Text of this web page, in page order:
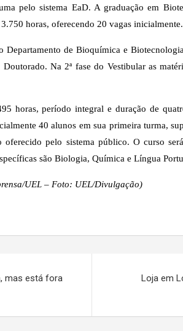
pelo sistema EaD. A graduação em
horas, oferecendo 20 vagas inicialmente.
Departamento de Bioquímica e
Na 2ª fase do Vestibular as
horas, período integral e duração de
40 alunos em sua primeira turma,
pelo sistema público. O curso
são Biologia, Química e Língua
UEL – Foto: UEL/Divulgação)
mas está fora
Loja em